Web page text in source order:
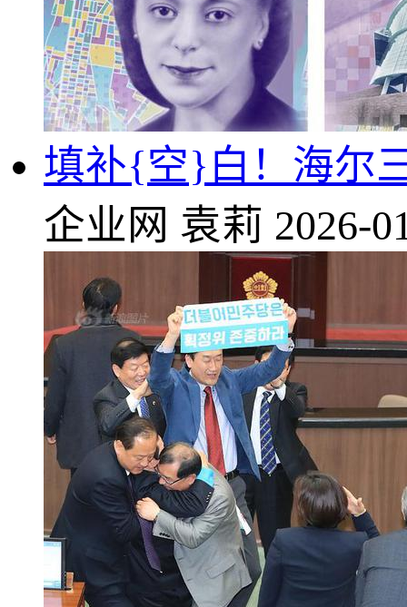
填补{空}白！海尔
企业网 袁莉 2026-